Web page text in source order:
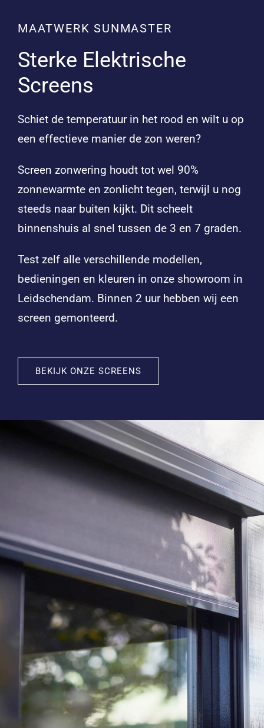
MAATWERK SUNMASTER
Sterke Elektrische
Screens
Schiet de temperatuur in het rood en wilt u op
een effectieve manier de zon weren?
Screen zonwering houdt tot wel 90%
zonnewarmte en zonlicht tegen, terwijl u nog
steeds naar buiten kijkt. Dit scheelt
binnenshuis al snel tussen de 3 en 7 graden.
Test zelf alle verschillende modellen,
bedieningen en kleuren in onze showroom in
Leidschendam. Binnen 2 uur hebben wij een
screen gemonteerd.
BEKIJK ONZE SCREENS